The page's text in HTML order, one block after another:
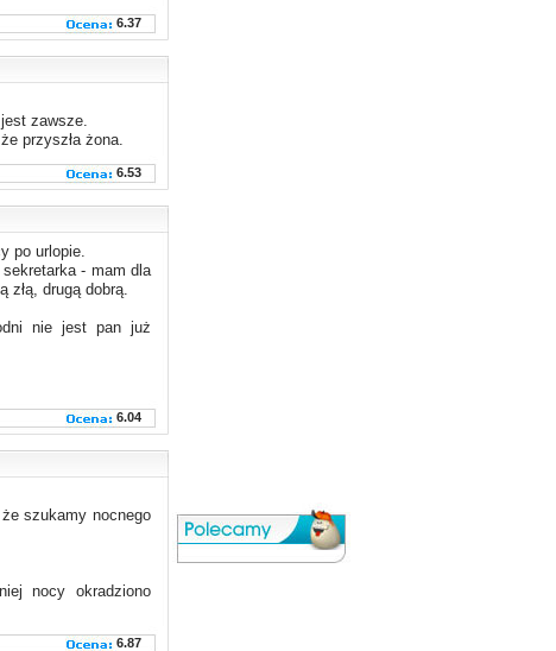
6.37
zawsze.
przyszła żona.
6.53
po urlopie.
- mam dla
złą, drugą dobrą.
nie jest pan już
6.04
że szukamy nocnego
nocy okradziono
6.87